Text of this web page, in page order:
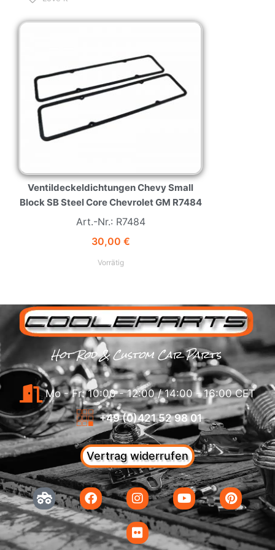
Ventildeckeldichtungen Chevy Small
Block SB Steel Core Chevrolet GM R7484
Art.-Nr.: R7484
30,00 €
Vorrätig
Hot Rod & Custom Car Parts
Mo - Fr: 10:00 - 12:00 / 14:00 - 16:00 CET
+49 (0)421 52 98 01
Vertrag widerrufen